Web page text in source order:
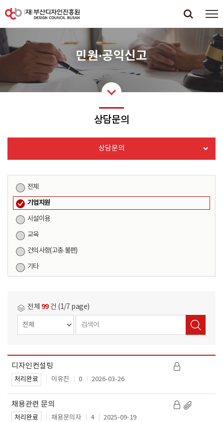
민원·공익신고
상담문의
상담문의
전체
기업지원
시설이용
교육
건의사항(고충·불편)
기타
전체 99 건 (1/7 page)
제
목
작
성
디자인컨설팅
처리완료 이유진 0 2026-03-26
채용관련 문의
처리완료 채용문의자 4 2025-09-19